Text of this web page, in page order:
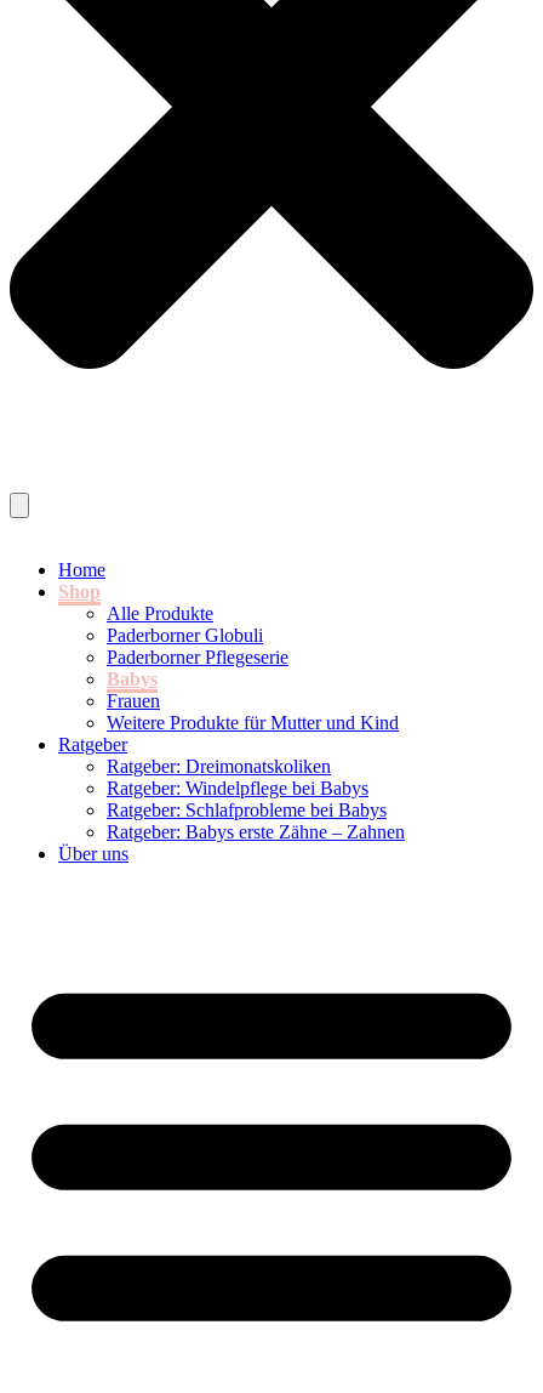
Home
Shop
Alle Produkte
Paderborner Globuli
Paderborner Pflegeserie
Babys
Frauen
Weitere Produkte für Mutter und Kind
Ratgeber
Ratgeber: Dreimonatskoliken
Ratgeber: Windelpflege bei Babys
Ratgeber: Schlafprobleme bei Babys
Ratgeber: Babys erste Zähne – Zahnen
Über uns